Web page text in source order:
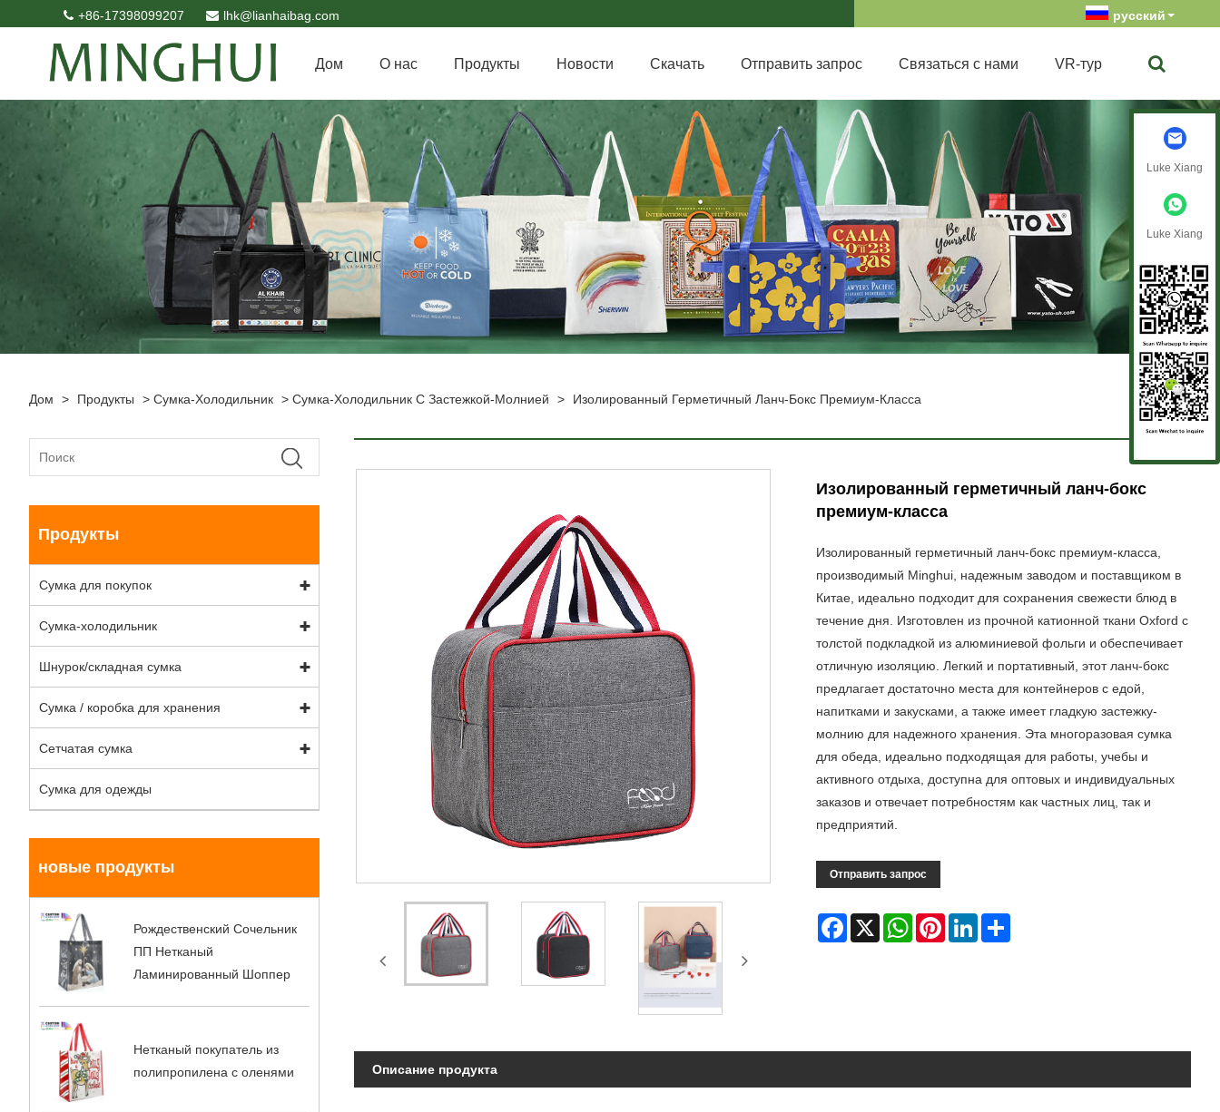
+86-17398099207 lhk@lianhaibag.com русский
Дом О нас Продукты Новости Скачать Отправить запрос Связаться с нами VR-тур
Дом > Продукты > Сумка-Холодильник > Сумка-Холодильник С Застежкой-Молнией > Изолированный Герметичный Ланч-Бокс Премиум-Класса
Продукты
Сумка для покупок
Сумка-холодильник
Шнурок/складная сумка
Сумка / коробка для хранения
Сетчатая сумка
Сумка для одежды
новые продукты
Рождественский Сочельник
ПП Нетканый
Ламинированный Шоппер
Нетканый покупатель из
полипропилена с оленями
Изолированный герметичный ланч-бокс
премиум-класса
Изолированный герметичный ланч-бокс премиум-класса,
производимый Minghui, надежным заводом и поставщиком в
Китае, идеально подходит для сохранения свежести блюд в
течение дня. Изготовлен из прочной катионной ткани Oxford с
толстой подкладкой из алюминиевой фольги и обеспечивает
отличную изоляцию. Легкий и портативный, этот ланч-бокс
предлагает достаточно места для контейнеров с едой,
напитками и закусками, а также имеет гладкую застежку-
молнию для надежного хранения. Эта многоразовая сумка
для обеда, идеально подходящая для работы, учебы и
активного отдыха, доступна для оптовых и индивидуальных
заказов и отвечает потребностям как частных лиц, так и
предприятий.
Отправить запрос
Facebook
X WhatsAppPinterestLinkedIn
Описание продукта
Luke Xiang
Luke Xiang